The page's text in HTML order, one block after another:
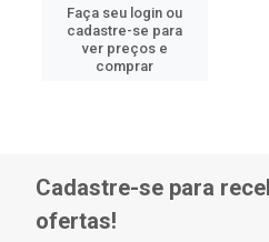
Faça seu login ou
cadastre-se para
ver preços e
comprar
Cadastre-se para
ofertas!